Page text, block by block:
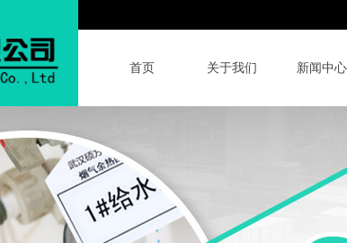
首页 关于我们 新闻中心